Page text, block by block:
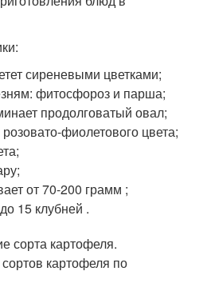
сиреневыми цветками;
фитосфороз и парша;
продолговатый овал;
фиолетового цвета;
от 70-200 грамм ;
15 клубней .